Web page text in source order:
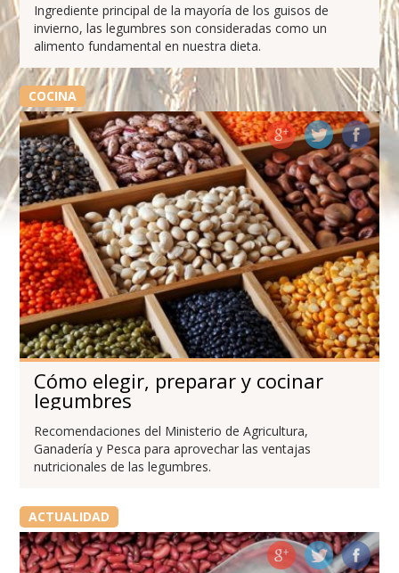
Ingrediente principal de la mayoría de los guisos de
invierno, las legumbres son consideradas como un
alimento fundamental en nuestra dieta.
COCINA
Cómo elegir, preparar y cocinar
legumbres
Recomendaciones del Ministerio de Agricultura,
Ganadería y Pesca para aprovechar las ventajas
nutricionales de las legumbres.
ACTUALIDAD